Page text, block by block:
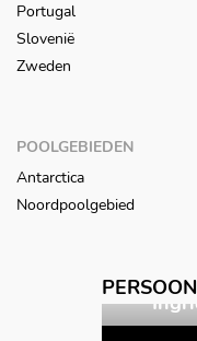
Portugal
Slovenië
Zweden
POOLGEBIEDEN
Antarctica
Noordpoolgebied